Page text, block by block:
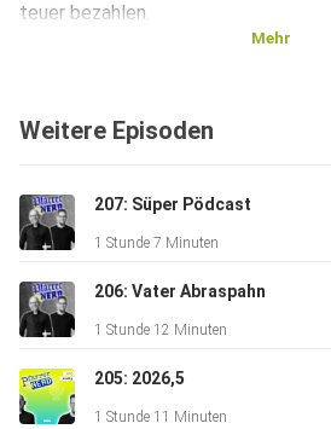
teuer bezahlen.
Shownotes: indeon.de/pfarrerundnerd
Mehr
Weitere Episoden
207: Süper Pödcast
1 Stunde 7 Minuten
206: Vater Abraspahn
1 Stunde 12 Minuten
205: 2026,5
1 Stunde 11 Minuten